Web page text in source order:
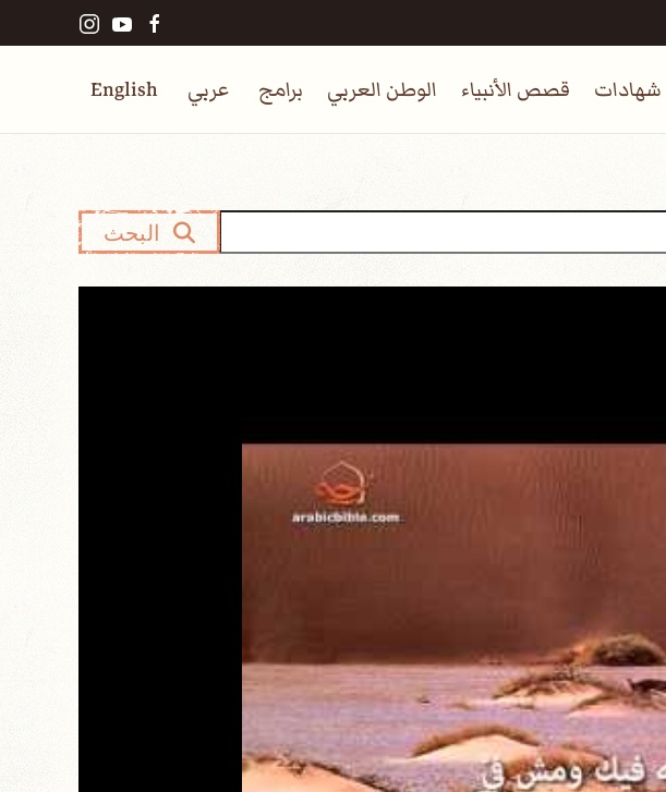
شهادات قصص الأنبياء الوطن العربي برامج عربي English
البحث